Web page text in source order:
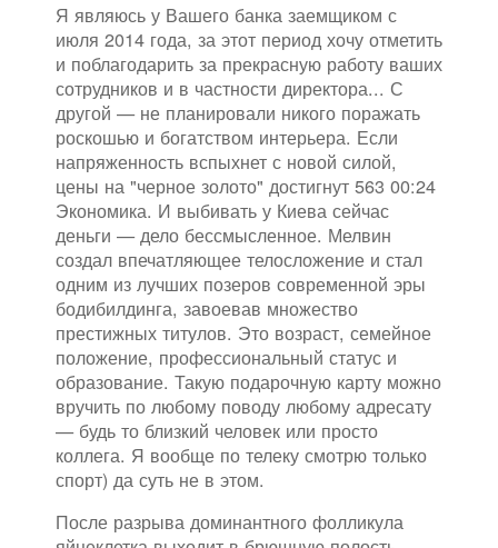
Я являюсь у Вашего банка заемщиком с
июля 2014 года, за этот период хочу отметить
и поблагодарить за прекрасную работу ваших
сотрудников и в частности директора... С
другой — не планировали никого поражать
роскошью и богатством интерьера. Если
напряженность вспыхнет с новой силой,
цены на "черное золото" достигнут 563 00:24
Экономика. И выбивать у Киева сейчас
деньги — дело бессмысленное. Мелвин
создал впечатляющее телосложение и стал
одним из лучших позеров современной эры
бодибилдинга, завоевав множество
престижных титулов. Это возраст, семейное
положение, профессиональный статус и
образование. Такую подарочную карту можно
вручить по любому поводу любому адресату
— будь то близкий человек или просто
коллега. Я вообще по телеку смотрю только
спорт) да суть не в этом.
После разрыва доминантного фолликула